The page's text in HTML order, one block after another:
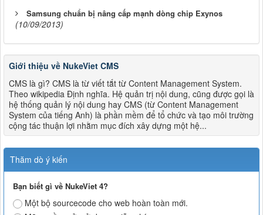
Samsung chuẩn bị nâng cấp mạnh dòng chip Exynos
(10/09/2013)
Giới thiệu về NukeViet CMS
CMS là gì? CMS là từ viết tắt từ Content Management System.
Theo wikipedia Định nghĩa. Hệ quản trị nội dung, cũng được gọi là
hệ thống quản lý nội dung hay CMS (từ Content Management
System của tiếng Anh) là phần mềm để tổ chức và tạo môi trường
cộng tác thuận lợi nhằm mục đích xây dựng một hệ...
Thăm dò ý kiến
Bạn biết gì về NukeViet 4?
Một bộ sourcecode cho web hoàn toàn mới.